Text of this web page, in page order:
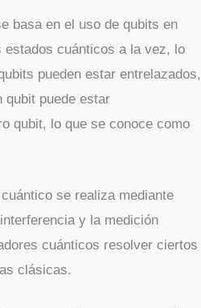
basa en el uso de qubits en
estados cuánticos a la vez, lo
pueden estar entrelazados,
qubit puede estar
qubit, lo que se conoce como
se realiza mediante
y la medición
cuánticos resolver ciertos
clásicas.